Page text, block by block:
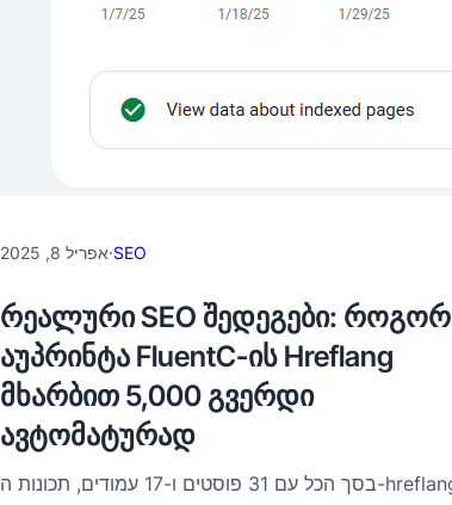
אפריל 8, 2025·SEO
რეალური SEO შედეგები: როგორ
აუპრინტა FluentC-ის Hreflang
მხარბით 5,000 გვერდი
ავტომატურად
בסך הכל עם 31 פוסטים ו-17 עמודים, תכונות ה-hreflang